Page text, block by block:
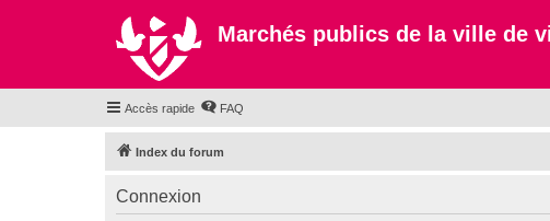
Marchés publics de la ville de
Accès rapide FAQ
Index du forum
Connexion